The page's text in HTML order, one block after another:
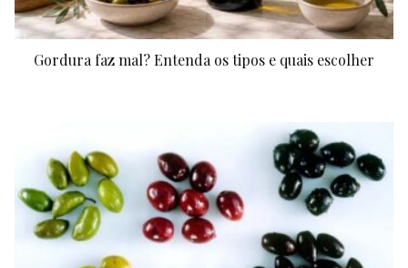
Gordura faz mal? Entenda os tipos e quais escolher